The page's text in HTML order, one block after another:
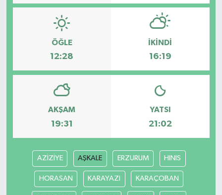
ÖĞLE
12:28
İKINDI
16:19
AKŞAM
19:31
YATSI
21:02
AZİZİYE AŞKALE ERZURUM HINIS
HORASAN KARAYAZI KARAÇOBAN